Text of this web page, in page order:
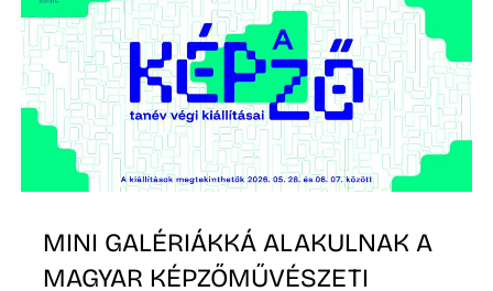
MINI GALÉRIÁKKÁ ALAKULNAK A
MAGYAR KÉPZŐMŰVÉSZETI